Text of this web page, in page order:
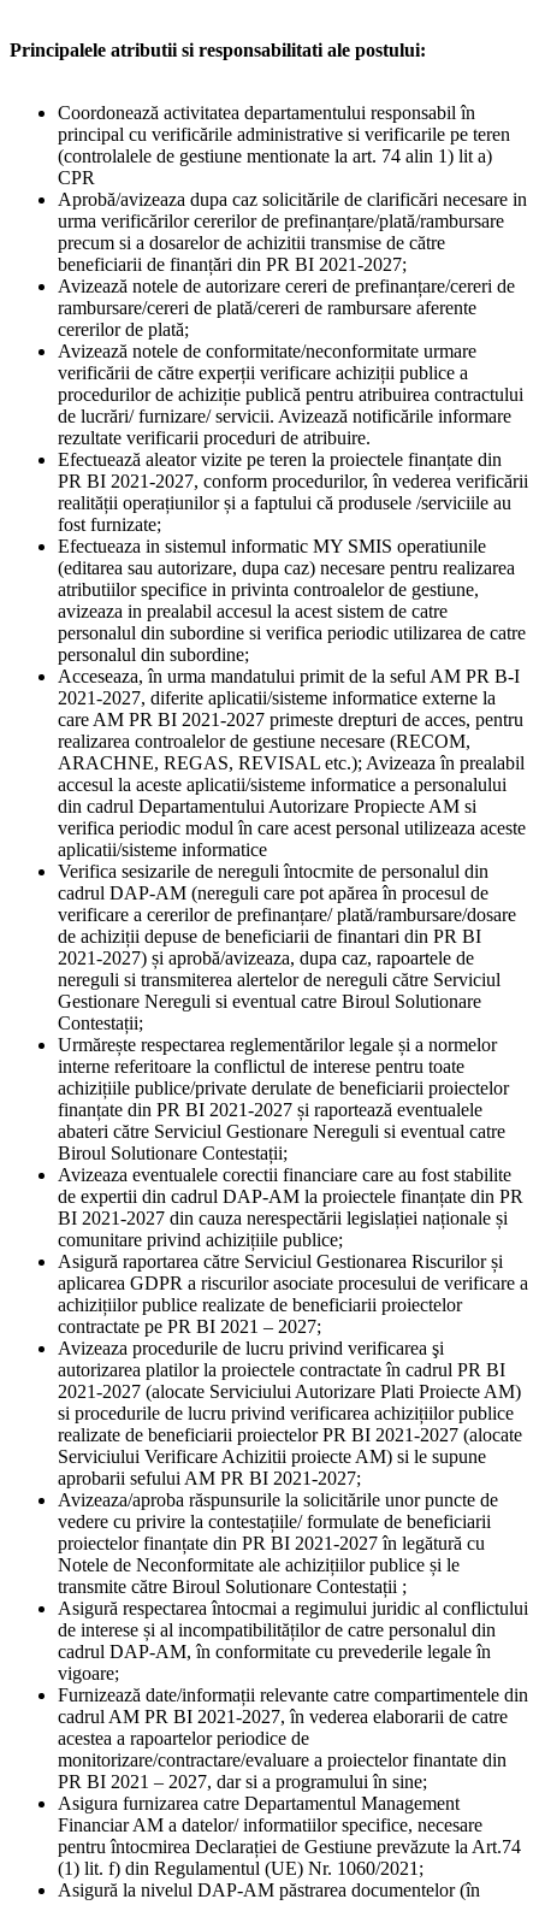
Principalele atributii si responsabilitati ale postului:
Coordonează activitatea departamentului responsabil în
principal cu verificările administrative si verificarile pe teren
(controlalele de gestiune mentionate la art. 74 alin 1) lit a)
CPR
Aprobă/avizeaza dupa caz solicitările de clarificări necesare in
urma verificărilor cererilor de prefinanțare/plată/rambursare
precum si a dosarelor de achizitii transmise de către
beneficiarii de finanțări din PR BI 2021-2027;
Avizează notele de autorizare cereri de prefinanțare/cereri de
rambursare/cereri de plată/cereri de rambursare aferente
cererilor de plată;
Avizează notele de conformitate/neconformitate urmare
verificării de către experții verificare achiziții publice a
procedurilor de achiziție publică pentru atribuirea contractului
de lucrări/ furnizare/ servicii. Avizează notificările informare
rezultate verificarii proceduri de atribuire.
Efectuează aleator vizite pe teren la proiectele finanțate din
PR BI 2021-2027, conform procedurilor, în vederea verificării
realității operațiunilor și a faptului că produsele /serviciile au
fost furnizate;
Efectueaza in sistemul informatic MY SMIS operatiunile
(editarea sau autorizare, dupa caz) necesare pentru realizarea
atributiilor specifice in privinta controalelor de gestiune,
avizeaza in prealabil accesul la acest sistem de catre
personalul din subordine si verifica periodic utilizarea de catre
personalul din subordine;
Acceseaza, în urma mandatului primit de la seful AM PR B-I
2021-2027, diferite aplicatii/sisteme informatice externe la
care AM PR BI 2021-2027 primeste drepturi de acces, pentru
realizarea controalelor de gestiune necesare (RECOM,
ARACHNE, REGAS, REVISAL etc.); Avizeaza în prealabil
accesul la aceste aplicatii/sisteme informatice a personalului
din cadrul Departamentului Autorizare Propiecte AM si
verifica periodic modul în care acest personal utilizeaza aceste
aplicatii/sisteme informatice
Verifica sesizarile de nereguli întocmite de personalul din
cadrul DAP-AM (nereguli care pot apărea în procesul de
verificare a cererilor de prefinanțare/ plată/rambursare/dosare
de achiziții depuse de beneficiarii de finantari din PR BI
2021-2027) și aprobă/avizeaza, dupa caz, rapoartele de
nereguli si transmiterea alertelor de nereguli către Serviciul
Gestionare Nereguli si eventual catre Biroul Solutionare
Contestații;
Urmărește respectarea reglementărilor legale și a normelor
interne referitoare la conflictul de interese pentru toate
achizițiile publice/private derulate de beneficiarii proiectelor
finanțate din PR BI 2021-2027 și raportează eventualele
abateri către Serviciul Gestionare Nereguli si eventual catre
Biroul Solutionare Contestații;
Avizeaza eventualele corectii financiare care au fost stabilite
de expertii din cadrul DAP-AM la proiectele finanțate din PR
BI 2021-2027 din cauza nerespectării legislației naționale și
comunitare privind achizițiile publice;
Asigură raportarea către Serviciul Gestionarea Riscurilor și
aplicarea GDPR a riscurilor asociate procesului de verificare a
achizițiilor publice realizate de beneficiarii proiectelor
contractate pe PR BI 2021 – 2027;
Avizeaza procedurile de lucru privind verificarea şi
autorizarea platilor la proiectele contractate în cadrul PR BI
2021-2027 (alocate Serviciului Autorizare Plati Proiecte AM)
si procedurile de lucru privind verificarea achizițiilor publice
realizate de beneficiarii proiectelor PR BI 2021-2027 (alocate
Serviciului Verificare Achizitii proiecte AM) si le supune
aprobarii sefului AM PR BI 2021-2027;
Avizeaza/aproba răspunsurile la solicitările unor puncte de
vedere cu privire la contestațiile/ formulate de beneficiarii
proiectelor finanțate din PR BI 2021-2027 în legătură cu
Notele de Neconformitate ale achizițiilor publice și le
transmite către Biroul Solutionare Contestații ;
Asigură respectarea întocmai a regimului juridic al conflictului
de interese și al incompatibilităților de catre personalul din
cadrul DAP-AM, în conformitate cu prevederile legale în
vigoare;
Furnizează date/informații relevante catre compartimentele din
cadrul AM PR BI 2021-2027, în vederea elaborarii de catre
acestea a rapoartelor periodice de
monitorizare/contractare/evaluare a proiectelor finantate din
PR BI 2021 – 2027, dar si a programului în sine;
Asigura furnizarea catre Departamentul Management
Financiar AM a datelor/ informatiilor specifice, necesare
pentru întocmirea Declarației de Gestiune prevăzute la Art.74
(1) lit. f) din Regulamentul (UE) Nr. 1060/2021;
Asigură la nivelul DAP-AM păstrarea documentelor (în